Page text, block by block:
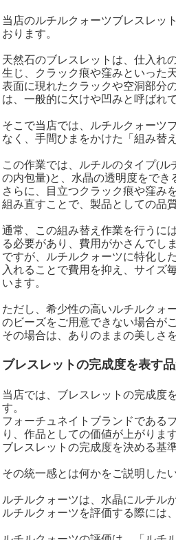
当店のルチルクォーツブレスレッ
おります。
天然石のブレスレットは、仕入れ
生じ、クラック痕や窪みといった
表面に現れたクラックや空洞部分
は、一般的に欠けや凹みと呼ばれ
そこで当店では、ルチルクォーツ
なく、手間ひまをかけた「組み替
この作業では、ルチルのタイプ(
の内包量)と、水晶の透明度をでき
さらに、目立つクラック痕や窪み
組み直すことで、製品としての品
通常、この組み替え作業を行うに
る必要があり、費用がかさんでし
ですが、ルチルクォーツに特化し
入れることで費用を抑え、サイズ
います。
ただし、希少性の高いルチルクォ
のビーズをご用意できない場合が
その場合は、ありのままの美しさ
ブレスレットの完成度を表す
当店では、ブレスレットの完成度
す。
フォーチュネイトブランドである
り、作品としての価値が上がります
ブレスレットの完成度を決める基
その統一感とは何かをご説明した
ルチルクォーツは、水晶にルチル
ルチルクォーツを評価する際には